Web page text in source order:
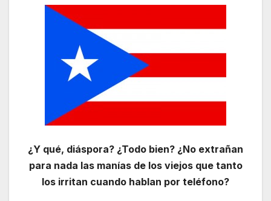
¿Y qué, diáspora? ¿Todo bien? ¿No extrañan
para nada las manías de los viejos que tanto
los irritan cuando hablan por teléfono?